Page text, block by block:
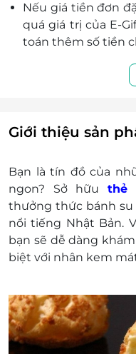
Nếu giá tiền đơn
quá giá trị của E-
toán thêm số tiền
khuyến mãi khác
Khách hàng có
mã thẻ quà tặng
mất hoặc ở trạng
do gì.
LifeLink sẽ không
lượng sản phẩm
cũng như đối với
khách hàng và nhà
khoản và điều
báo trước.
Giới thiệu sản
Bạn là tín đồ của
ngon? Sở hữu thẻ
thưởng thức bánh
nổi tiếng Nhật Bản.
bạn sẽ dễ dàng
biệt với nhân kem